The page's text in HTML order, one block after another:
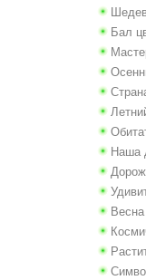
Бал
Наша